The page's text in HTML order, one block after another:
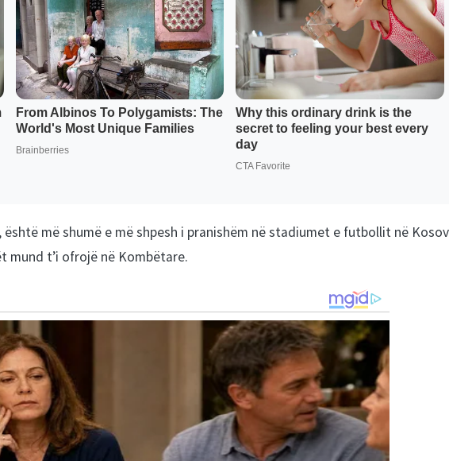
më shumë e më shpesh i pranishëm në stadiumet e futbollit në
t’i ofrojë në Kombëtare.